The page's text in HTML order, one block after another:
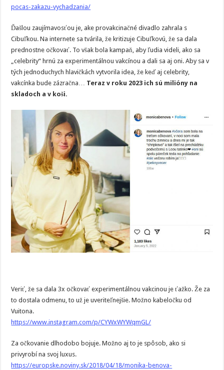
pocas-zakazu-vychadzania/
Ďašlou zaujímavosťou je, ake provakcinačné divadlo zahrala s
Cibuľkou. Na internete sa tvárila, že kritizuje Cibuľkovú, že sa dala
prednostne očkovať. To však bola kampaň, aby ľudia videli, ako sa
„celebrity“ hrnú za experimentálnou vakcínou a dali sa aj oni. Aby sa v
tých jednoduchych hlavičkách vytvorila idea, že keď aj celebrity,
vakcínka bude zázračna… Teraz v roku 2023 ich sú milióny na
skladoch a v koši.
Veriť, že sa dala 3x očkovať experimentálnou vakcinou je ťažko. Že za
to dostala odmenu, to už je uveriteľnejšie. Možno kabeločku od
Vuitona.
https://www.instagram.com/p/CYWxWYWqmGL/
Za očkovanie dlhodobo bojuje. Možno aj to je spôsob, ako si
privyrobí na svoj luxus.
https://europske.noviny.sk/2018/04/18/monika-benova-